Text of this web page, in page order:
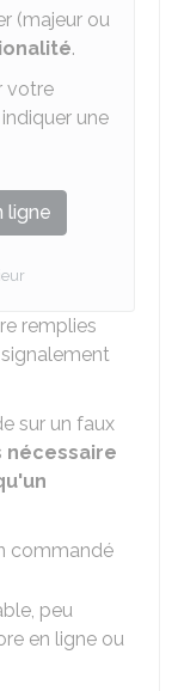
(majeur ou
.
votre
une
ligne
remplies
sur un faux
nécessaire
commandé
peu
en ligne ou